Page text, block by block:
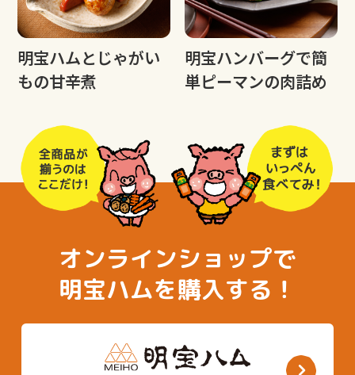
明宝ハムとじゃがい
もの甘辛煮
明宝ハンバーグで簡
単ピーマンの肉詰め
オンラインショップで
明宝ハムを購入する！